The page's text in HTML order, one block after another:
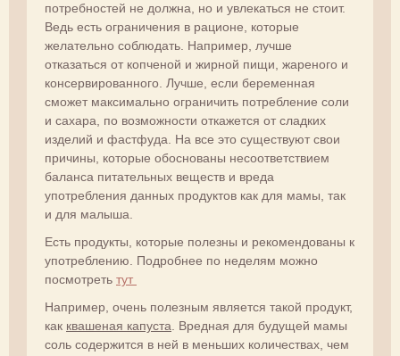
потребностей не должна, но и увлекаться не стоит.
Ведь есть ограничения в рационе, которые
желательно соблюдать. Например, лучше
отказаться от копченой и жирной пищи, жареного и
консервированного. Лучше, если беременная
сможет максимально ограничить потребление соли
и сахара, по возможности откажется от сладких
изделий и фастфуда. На все это существуют свои
причины, которые обоснованы несоответствием
баланса питательных веществ и вреда
употребления данных продуктов как для мамы, так
и для малыша.
Есть продукты, которые полезны и рекомендованы к
употреблению. Подробнее по неделям можно
посмотреть тут
Например, очень полезным является такой продукт,
как квашеная капуста . Вредная для будущей мамы
соль содержится в ней в меньших количествах, чем